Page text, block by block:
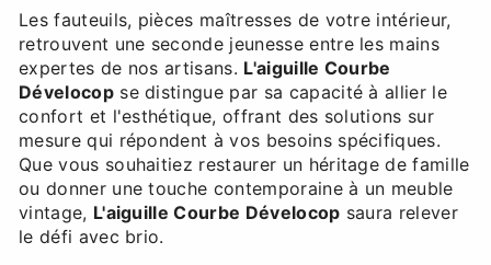
Les fauteuils, pièces maîtresses de votre intérieur,
retrouvent une seconde jeunesse entre les mains
expertes de nos artisans. L'aiguille Courbe
Dévelocopse distingue par sa capacité à allier le
confort et l'esthétique, offrant des solutions sur
mesure qui répondent à vos besoins spécifiques.
Que vous souhaitiez restaurer un héritage de famille
ou donner une touche contemporaine à un meuble
vintage, L'aiguille Courbe Dévelocop saura relever
le défi avec brio.